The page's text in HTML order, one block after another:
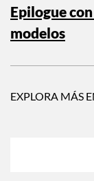
Epilogue
modelos
EXPLORA MÁS